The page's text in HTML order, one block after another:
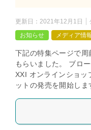
更新日： 2021年12月1日
お知らせ
メディア情
下記の特集ページで周
もらいました。 ブロ
XXI オンラインショ
ットの発売を開始しま